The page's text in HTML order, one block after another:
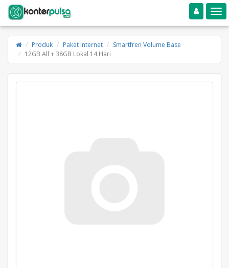
Toggle navigation
Produk Paket Internet
Smartfren Volume Base
12GB All + 38GB Lokal 14 Hari